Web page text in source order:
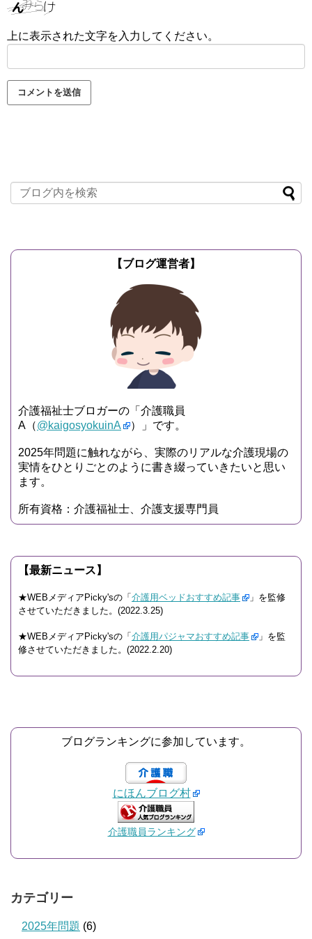
上に表示された文字を入力してください。
【ブログ運営者】
介護福祉士ブロガーの「介護職員
A（@kaigosyokuinA ）」です。
2025年問題に触れながら、実際のリアルな介護現場の
実情をひとりごとのように書き綴っていきたいと思い
ます。
所有資格：介護福祉士、介護支援専門員
【最新ニュース】
★WEBメディアPicky'sの「 介護用ベッドおすすめ記事
」を監修
させていただきました。(2022.3.25)
★WEBメディアPicky'sの「 介護用パジャマおすすめ記事
」を監
修させていただきました。(2022.2.20)
ブログランキングに参加しています。
にほんブログ村
介護職員ランキング
カテゴリー
2025年問題 (6)